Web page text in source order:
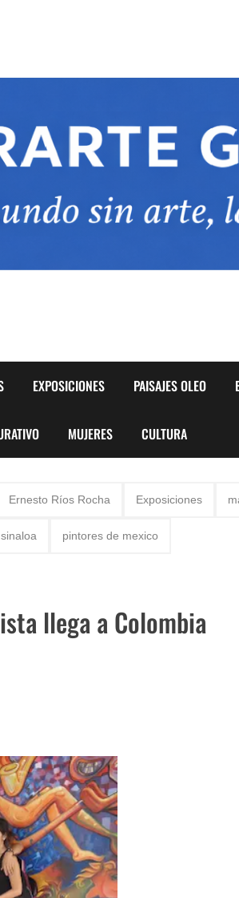
EXPOSICIONES PAISAJES OLEO
MUJERES CULTURA
Ernesto Ríos Rocha Exposiciones
pintores de mexico
llega a Colombia